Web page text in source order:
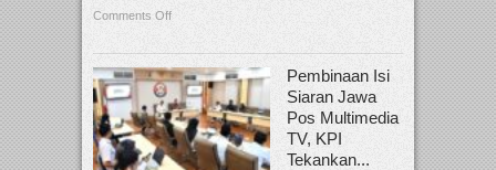
Comments Off
Pembinaan Isi
Siaran Jawa
Pos Multimedia
TV, KPI
Tekankan...